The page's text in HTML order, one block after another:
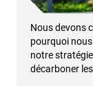
Nous devons
pourquoi
notre
décarboner